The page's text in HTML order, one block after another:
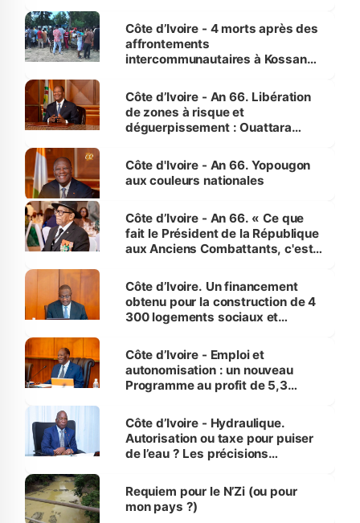
générations futures »
Côte d’Ivoire - 4 morts après des
affrontements
intercommunautaires à Kossandji
milieu des sinistrés
Côte d’Ivoire - An 66. Libération
de zones à risque et
déguerpissement : Ouattara
l'Etat de droit pour préserver les
vies humaines »
Côte d'Ivoire - An 66. Yopougon
aux couleurs nationales
Côte d’Ivoire - An 66. « Ce que
fait le Président de la République
aux Anciens Combattants, c'est
Côte d’Ivoire. Un financement
obtenu pour la construction de 4
300 logements sociaux et
et Yamoussoukro
Côte d’Ivoire - Emploi et
autonomisation : un nouveau
Programme au profit de 5,3
Côte d’Ivoire - Hydraulique.
Autorisation ou taxe pour puiser
de l’eau ? Les précisions
Requiem pour le N’Zi (ou pour
mon pays ?)